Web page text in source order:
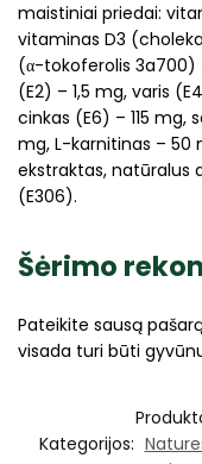
maistiniai priedai:
vitaminas D3
(α-tokoferolis 3a700)
(E2) – 1,5 mg, varis
cinkas (E6) – 115 mg,
mg, L-karnitinas – 50
ekstraktas, natūralus
(E306).
Šėrimo
Pateikite sausą
visada turi būti
Kategorijos: